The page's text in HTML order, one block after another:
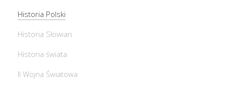
Historia Polski
Historia Słowian
Historia świata
II Wojna Światowa